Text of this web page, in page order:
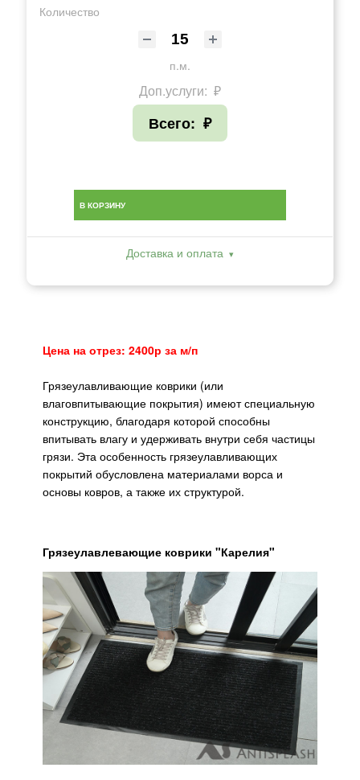
Количество
п.м.
Доп.услуги: ₽
Всего: ₽
В КОРЗИНУ
Доставка и оплата
Цена на отрез: 2400р за м/п
Грязеулавливающие коврики (или
влаговпитывающие покрытия) имеют специальную
конструкцию, благодаря которой способны
впитывать влагу и удерживать внутри себя частицы
грязи. Эта особенность грязеулавливающих
покрытий обусловлена материалами ворса и
основы ковров, а также их структурой.
Грязеулавлевающие коврики "Карелия"